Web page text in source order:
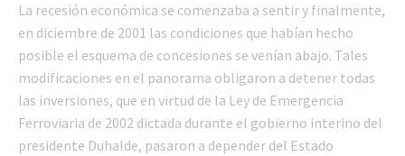
La recesión económica se comenzaba a sentir y finalmente,
en diciembre de 2001 las condiciones que habían hecho
posible el esquema de concesiones se venían abajo. Tales
modificaciones en el panorama obligaron a detener todas
las inversiones, que en virtud de la Ley de Emergencia
Ferroviaria de 2002 dictada durante el gobierno interino del
presidente Duhalde, pasaron a depender del Estado